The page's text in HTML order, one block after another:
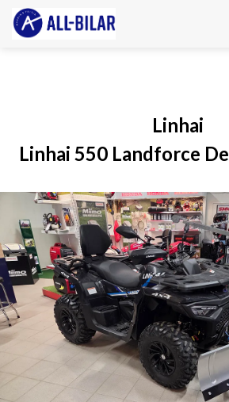
Linhai
Linhai 550 Landforce